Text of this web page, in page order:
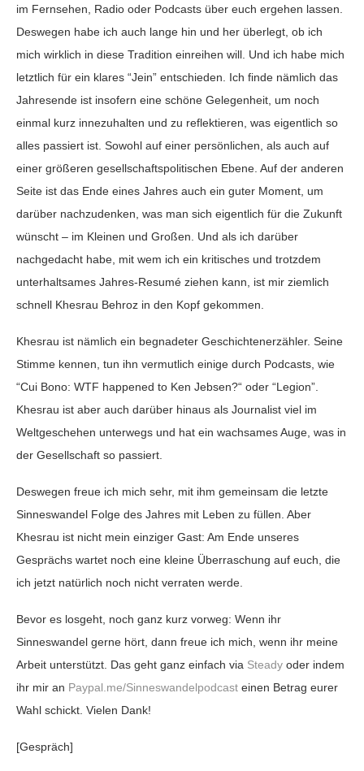
im Fernsehen, Radio oder Podcasts über euch ergehen lassen.
Deswegen habe ich auch lange hin und her überlegt, ob ich
mich wirklich in diese Tradition einreihen will. Und ich habe mich
letztlich für ein klares “Jein” entschieden. Ich finde nämlich das
Jahresende ist insofern eine schöne Gelegenheit, um noch
einmal kurz innezuhalten und zu reflektieren, was eigentlich so
alles passiert ist. Sowohl auf einer persönlichen, als auch auf
einer größeren gesellschaftspolitischen Ebene. Auf der anderen
Seite ist das Ende eines Jahres auch ein guter Moment, um
darüber nachzudenken, was man sich eigentlich für die Zukunft
wünscht – im Kleinen und Großen. Und als ich darüber
nachgedacht habe, mit wem ich ein kritisches und trotzdem
unterhaltsames Jahres-Resumé ziehen kann, ist mir ziemlich
schnell Khesrau Behroz in den Kopf gekommen.
Khesrau ist nämlich ein begnadeter Geschichtenerzähler. Seine
Stimme kennen, tun ihn vermutlich einige durch Podcasts, wie
“Cui Bono: WTF happened to Ken Jebsen?“ oder “Legion”.
Khesrau ist aber auch darüber hinaus als Journalist viel im
Weltgeschehen unterwegs und hat ein wachsames Auge, was in
der Gesellschaft so passiert.
Deswegen freue ich mich sehr, mit ihm gemeinsam die letzte
Sinneswandel Folge des Jahres mit Leben zu füllen. Aber
Khesrau ist nicht mein einziger Gast: Am Ende unseres
Gesprächs wartet noch eine kleine Überraschung auf euch, die
ich jetzt natürlich noch nicht verraten werde.
Bevor es losgeht, noch ganz kurz vorweg: Wenn ihr
Sinneswandel gerne hört, dann freue ich mich, wenn ihr meine
Arbeit unterstützt. Das geht ganz einfach via Steady oder indem
ihr mir an Paypal.me/Sinneswandelpodcast einen Betrag eurer
Wahl schickt. Vielen Dank!
[Gespräch]